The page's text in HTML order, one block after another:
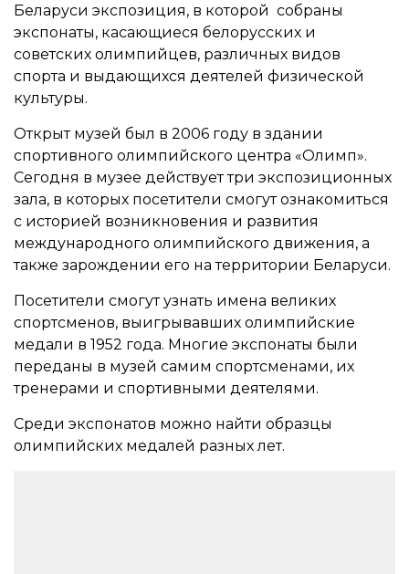
Беларуси экспозиция, в которой собраны
экспонаты, касающиеся белорусских и
советских олимпийцев, различных видов
спорта и выдающихся деятелей физической
культуры.
Открыт музей был в 2006 году в здании
спортивного олимпийского центра «Олимп».
Сегодня в музее действует три экспозиционных
зала, в которых посетители смогут ознакомиться
с историей возникновения и развития
международного олимпийского движения, а
также зарождении его на территории Беларуси.
Посетители смогут узнать имена великих
спортсменов, выигрывавших олимпийские
медали в 1952 года. Многие экспонаты были
переданы в музей самим спортсменами, их
тренерами и спортивными деятелями.
Среди экспонатов можно найти образцы
олимпийских медалей разных лет.